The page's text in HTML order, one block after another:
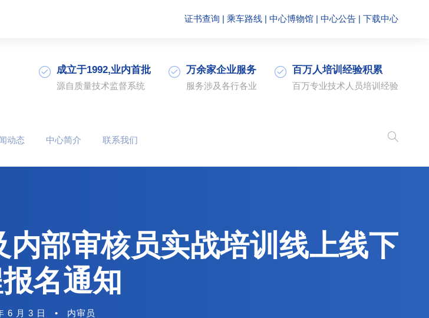
证书查询 | 乘车路线 | 中心博物馆 | 中心公告 | 下载中心
成立于1992,业内首批
源自质量技术监督系统
万余家企业服务
服务涉及各行各业
百万人培训经验积累
百万专业技术人员培训经验
动态 中心简介 联系我们
部审核员实战培训线上线下
名通知
6 月 3 日 •
内审员